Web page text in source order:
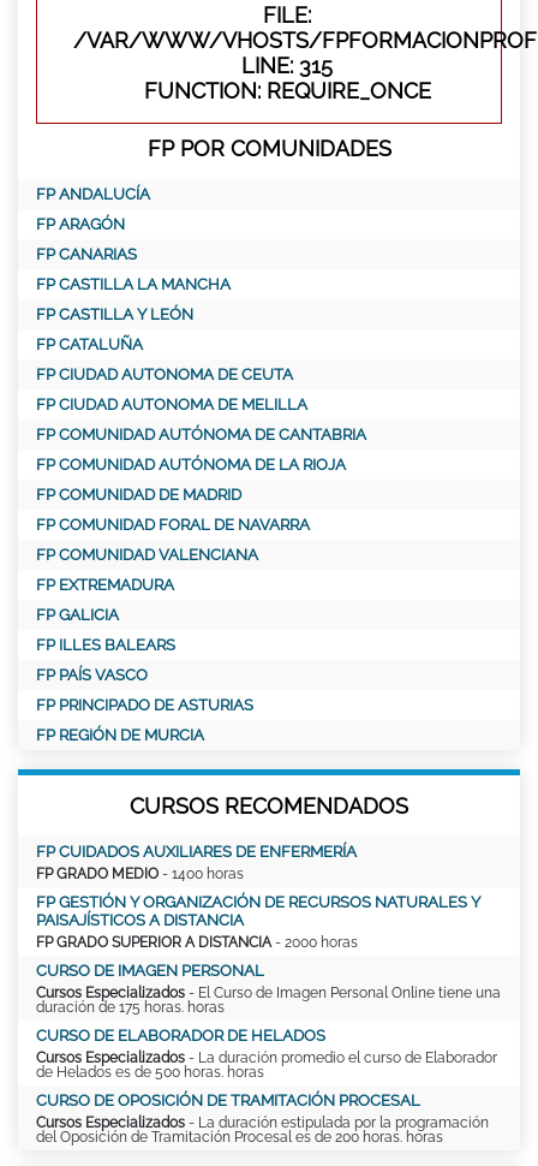
FILE:
/VAR/WWW/VHOSTS/
LINE: 315
FUNCTION: REQUIRE_ONCE
FP POR COMUNIDADES
FP ANDALUCÍA
FP ARAGÓN
FP CANARIAS
FP CASTILLA LA MANCHA
FP CASTILLA Y LEÓN
FP CATALUÑA
FP CIUDAD AUTONOMA DE CEUTA
FP CIUDAD AUTONOMA DE MELILLA
FP COMUNIDAD AUTÓNOMA DE CANTABRIA
FP COMUNIDAD AUTÓNOMA DE LA RIOJA
FP COMUNIDAD DE MADRID
FP COMUNIDAD FORAL DE NAVARRA
FP COMUNIDAD VALENCIANA
FP EXTREMADURA
FP GALICIA
FP ILLES BALEARS
FP PAÍS VASCO
FP PRINCIPADO DE ASTURIAS
FP REGIÓN DE MURCIA
CURSOS RECOMENDADOS
FP CUIDADOS AUXILIARES DE ENFERMERÍA
FP GRADO MEDIO - 1400 horas
FP GESTIÓN Y ORGANIZACIÓN DE RECURSOS NATURALES Y
PAISAJÍSTICOS A DISTANCIA
FP GRADO SUPERIOR A DISTANCIA - 2000 horas
CURSO DE IMAGEN PERSONAL
Cursos Especializados - El Curso de Imagen Personal Online tiene una
duración de 175 horas. horas
CURSO DE ELABORADOR DE HELADOS
Cursos Especializados - La duración promedio el curso de Elaborador
de Helados es de 500 horas. horas
CURSO DE OPOSICIÓN DE TRAMITACIÓN PROCESAL
Cursos Especializados - La duración estipulada por la programación
del Oposición de Tramitación Procesal es de 200 horas. horas